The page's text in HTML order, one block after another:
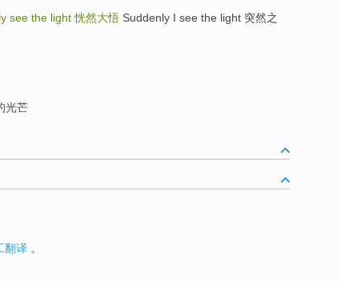
see the light恍然大悟 Suddenly I see the light 突然之
光芒
翻译 。